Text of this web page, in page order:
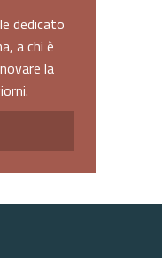
dedicato
a chi è
la